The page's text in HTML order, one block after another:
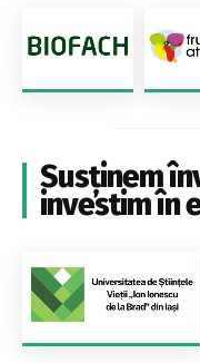
Susținem
investim în